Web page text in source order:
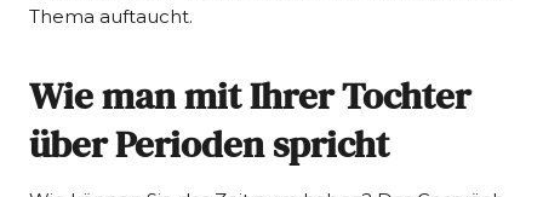
Thema auftaucht.
Wie man mit Ihrer Tochter
über Perioden spricht